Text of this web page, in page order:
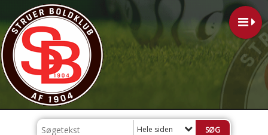
Hele siden